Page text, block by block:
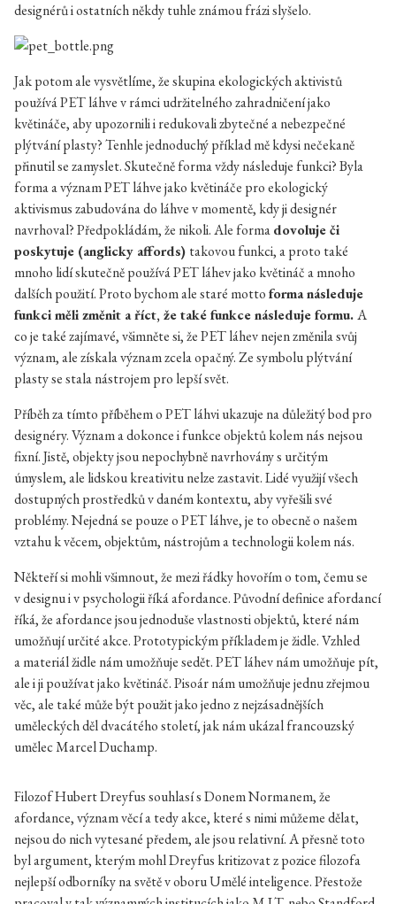
designérů i ostatních někdy tuhle známou frázi slyšelo.
Jak potom ale vysvětlíme, že skupina ekologických aktivistů
používá PET láhve v rámci udržitelného zahradničení jako
květináče, aby upozornili i redukovali zbytečné a nebezpečné
plýtvání plasty? Tenhle jednoduchý příklad mě kdysi nečekaně
přinutil se zamyslet. Skutečně forma vždy následuje funkci? Byla
forma a význam PET láhve jako květináče pro ekologický
aktivismus zabudována do láhve v momentě, kdy ji designér
navrhoval? Předpokládám, že nikoli. Ale formadovoluje či
poskytuje (anglicky affords) takovou funkci, a proto také
mnoho lidí skutečně používá PET láhev jako květináč a mnoho
dalších použití. Proto bychom ale staré mottoforma následuje
funkci měli změnit a říct, že také funkce následuje formu.A
co je také zajímavé, všimněte si, že PET láhev nejen změnila svůj
význam, ale získala význam zcela opačný. Ze symbolu plýtvání
plasty se stala nástrojem pro lepší svět.
Příběh za tímto příběhem o PET láhvi ukazuje na důležitý bod pro
designéry. Význam a dokonce i funkce objektů kolem nás nejsou
fixní. Jistě, objekty jsou nepochybně navrhovány s určitým
úmyslem, ale lidskou kreativitu nelze zastavit. Lidé využijí všech
dostupných prostředků v daném kontextu, aby vyřešili své
problémy. Nejedná se pouze o PET láhve, je to obecně o našem
vztahu k věcem, objektům, nástrojům a technologii kolem nás.
Někteří si mohli všimnout, že mezi řádky hovořím o tom, čemu se
v designu i v psychologii říká afordance. Původní definice afordancí
říká, že afordance jsou jednoduše vlastnosti objektů, které nám
umožňují určité akce. Prototypickým příkladem je židle. Vzhled
a materiál židle nám umožňuje sedět. PET láhev nám umožňuje pít,
ale i ji používat jako květináč. Pisoár nám umožňuje jednu zřejmou
věc, ale také může být použit jako jedno z nejzásadnějších
uměleckých děl dvacátého století, jak nám ukázal francouzský
umělec Marcel Duchamp.
Filozof Hubert Dreyfus souhlasí s Donem Normanem, že
afordance, význam věcí a tedy akce, které s nimi můžeme dělat,
nejsou do nich vytesané předem, ale jsou relativní. A přesně toto
byl argument, kterým mohl Dreyfus kritizovat z pozice filozofa
nejlepší odborníky na světě v oboru Umělé inteligence. Přestože